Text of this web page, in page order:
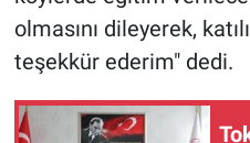
olmasını dileyerek,
teşekkür ederim" dedi.